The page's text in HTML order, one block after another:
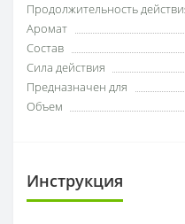
Продолжительность
Аромат
Состав
Сила действия
Предназначен для
Объем
Инструкция